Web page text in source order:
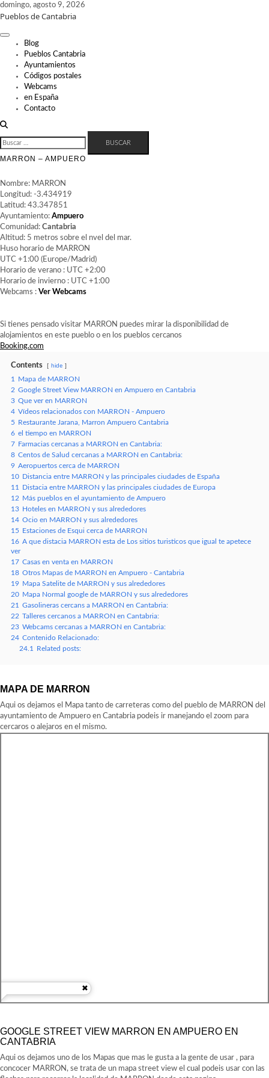
Skip
to
domingo, agosto 9, 2026
Pueblos de Cantabria
Blog
Pueblos Cantabria
Ayuntamientos
Códigos postales
Webcams
en España
Contacto
BUSCAR:
MARRON – AMPUERO
Nombre: MARRON
Longitud: -3.434919
Latitud: 43.347851
Ayuntamiento: Ampuero
Comunidad: Cantabria
Altitud: 5 metros sobre el nvel del mar.
Huso horario de MARRON
UTC +1:00 (Europe/Madrid)
Horario de verano : UTC +2:00
Horario de invierno : UTC +1:00
Webcams : Ver Webcams
Si tienes pensado visitar MARRON puedes mirar la disponibilidad de
alojamientos en este pueblo o en los pueblos cercanos
Booking.com
Contents hide
1
Mapa de MARRON
2 Google Street View MARRON en Ampuero en Cantabria
3 Que ver en MARRON
4 Vídeos relacionados con MARRON - Ampuero
5
Restaurante Jarana, Marron Ampuero Cantabria
6 el tiempo en MARRON
7
Farmacias cercanas a MARRON en Cantabria:
8 Centos de Salud cercanas a MARRON en Cantabria:
9 Aeropuertos cerca de MARRON
10
Distancia entre MARRON y las principales ciudades de España
11
Distacia entre MARRON y las principales ciudades de Europa
12
Más pueblos en el ayuntamiento de Ampuero
13
Hoteles en MARRON y sus alrededores
14 Ocio en MARRON y sus alrededores
15
Estaciones de Esqui cerca de MARRON
16 A que distacia MARRON esta de Los sitios turisticos que igual te apetece
ver
17 Casas en venta en MARRON
18 Otros Mapas de MARRON en Ampuero - Cantabria
19
Mapa Satelite de MARRON y sus alrededores
20
Mapa Normal google de MARRON y sus alrededores
21
Gasolineras cercans a MARRON en Cantabria:
22 Talleres cercanos a MARRON en Cantabria:
23 Webcams cercanas a MARRON en Cantabria:
24 Contenido Relacionado:
24.1
Related posts:
MAPA DE MARRON
Aqui os dejamos el Mapa tanto de carreteras como del pueblo de MARRON del
ayuntamiento de Ampuero en Cantabria podeis ir manejando el zoom para
cercaros o alejaros en el mismo.
GOOGLE STREET VIEW MARRON EN AMPUERO EN
CANTABRIA
Aqui os dejamos uno de los Mapas que mas le gusta a la gente de usar , para
concocer MARRON, se trata de un mapa street view el cual podeis usar con las